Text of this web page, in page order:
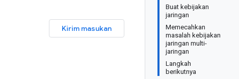
Buat kebijakan
jaringan
Memecahkan
masalah kebijakan
jaringan multi-
jaringan
Langkah
berikutnya
Kirim masukan